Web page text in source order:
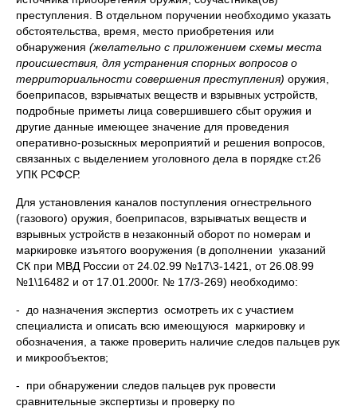
преступления. В отдельном поручении необходимо указать
обстоятельства, время, место приобретения или
обнаружения (желательно с приложением схемы места
происшествия, для устранения спорных вопросов о
территориальности совершения преступления) оружия,
боеприпасов, взрывчатых веществ и взрывных устройств,
подробные приметы лица совершившего сбыт оружия и
другие данные имеющее значение для проведения
оперативно-розыскных мероприятий и решения вопросов,
связанных с выделением уголовного дела в порядке ст.26
УПК РСФСР.
Для установления каналов поступления огнестрельного
(газового) оружия, боеприпасов, взрывчатых веществ и
взрывных устройств в незаконный оборот по номерам и
маркировке изъятого вооружения (в дополнении указаний
СК при МВД России от 24.02.99 №17\3-1421, от 26.08.99
№1\16482 и от 17.01.2000г. № 17/3-269) необходимо:
- до назначения экспертиз осмотреть их с участием
специалиста и описать всю имеющуюся маркировку и
обозначения, а также проверить наличие следов пальцев рук
и микрообъектов;
- при обнаружении следов пальцев рук провести
сравнительные экспертизы и проверку по